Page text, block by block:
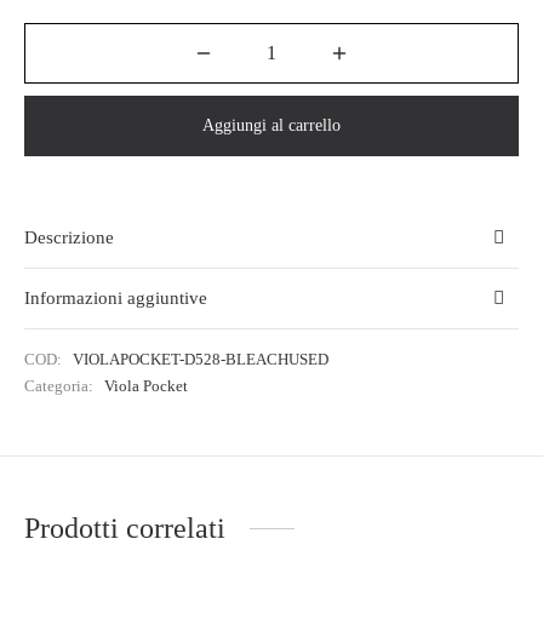
Aggiungi al carrello
Descrizione
Informazioni aggiuntive
COD:
VIOLAPOCKET-D528-BLEACHUSED
Categoria:
Viola Pocket
Prodotti correlati